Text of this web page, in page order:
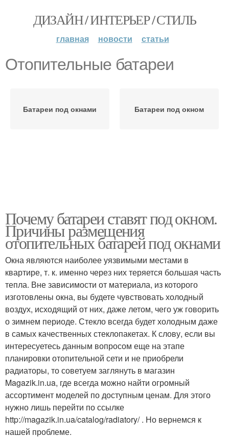
ДИЗАЙН / ИНТЕРЬЕР / СТИЛЬ
главная новости статьи
Отопительные батареи
Батареи под окнами Батареи под окном
Почему батареи ставят под окном.
Причины размещения
отопительных батарей под окнами
Окна являются наиболее уязвимыми местами в
квартире, т. к. именно через них теряется большая часть
тепла. Вне зависимости от материала, из которого
изготовлены окна, вы будете чувствовать холодный
воздух, исходящий от них, даже летом, чего уж говорить
о зимнем периоде. Стекло всегда будет холодным даже
в самых качественных стеклопакетах. К слову, если вы
интересуетесь данным вопросом еще на этапе
планировки отопительной сети и не приобрели
радиаторы, то советуем заглянуть в магазин
Magazik.in.ua, где всегда можно найти огромный
ассортимент моделей по доступным ценам. Для этого
нужно лишь перейти по ссылке
http://magazik.in.ua/catalog/radiatory/ . Но вернемся к
нашей проблеме.